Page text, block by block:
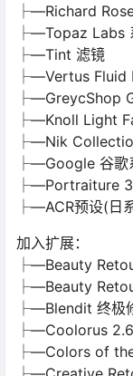
├—Richard
├—Topaz Labs
├—Tint 滤镜
├—Vertus Fluid
├—GreycShop
├—Knoll Light
├—Nik
├—Google 谷歌
├—Portraiture
├—ACR预设(日
加入扩展：
├—Beauty
├—Beauty
├—Blendit 终极
├—Coolorus
├—Colors of